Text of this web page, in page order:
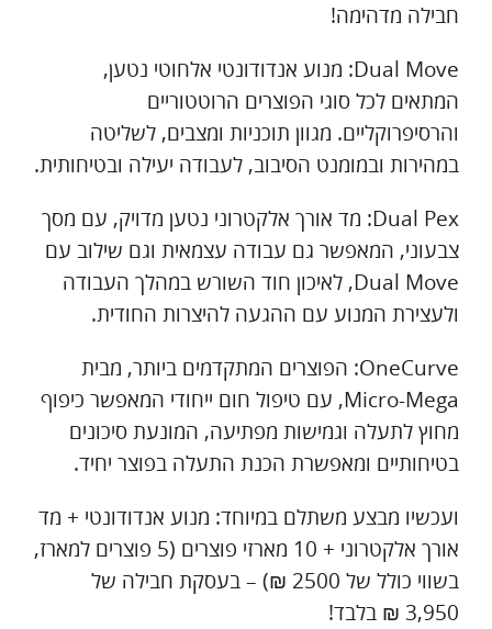
חבילה מדהימה!
Dual Move: מנוע אנדודונטי אלחוטי נטען,
המתאים לכל סוגי הפוצרים הרוטטוריים
והרסיפרוקליים. מגוון תוכניות ומצבים, לשליטה
במהירות ובמומנט הסיבוב, לעבודה יעילה ובטיחותית.
Dual Pex: מד אורך אלקטרוני נטען מדויק, עם מסך
צבעוני, המאפשר גם עבודה עצמאית וגם שילוב עם
Dual Move, לאיכון חוד השורש במהלך העבודה
ולעצירת המנוע עם ההגעה להיצרות החודית.
OneCurve: הפוצרים המתקדמים ביותר, מבית
Micro-Mega, עם טיפול חום ייחודי המאפשר כיפוף
מחוץ לתעלה וגמישות מפתיעה, המונעת סיכונים
בטיחותיים ומאפשרת הכנת התעלה בפוצר יחיד.
ועכשיו מבצע משתלם במיוחד: מנוע אנדודונטי + מד
אורך אלקטרוני + 10 מארזי פוצרים (5 פוצרים למארז,
בשווי כולל של 2500 ₪) – בעסקת חבילה של
3,950 ₪ בלבד!